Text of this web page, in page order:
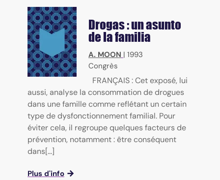
Drogas : un asunto
de la familia
A. MOON | 1993
Congrès
FRANÇAIS : Cet exposé, lui
aussi, analyse la consommation de drogues
dans une famille comme reflétant un certain
type de dysfonctionnement familial. Pour
éviter cela, il regroupe quelques facteurs de
prévention, notamment : être conséquent
dans[...]
Plus d'info